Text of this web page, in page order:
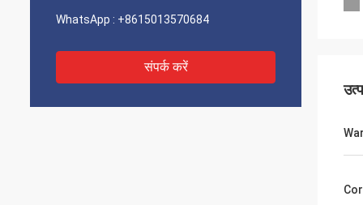
WhatsApp : +8615013570684
संपर्क करें